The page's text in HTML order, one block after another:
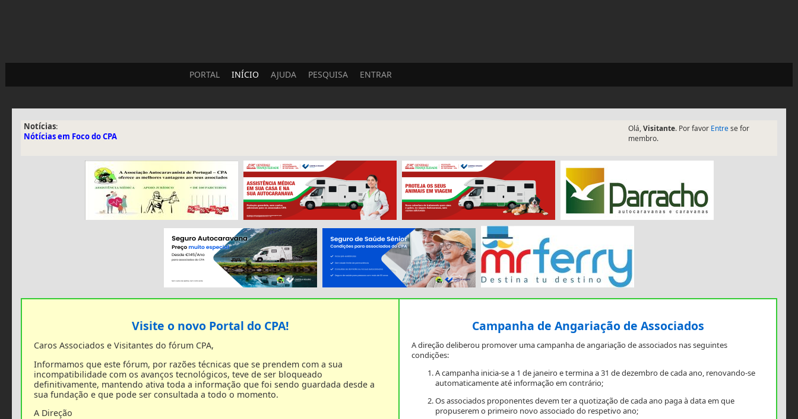
PORTAL INÍCIO AJUDA PESQUISA ENTRAR
Olá,Visitante. Por favor Entrese for
membro.
Notícias:
Nótícias em Foco do CPA
Visite o novo Portal do CPA!
Caros Associados e Visitantes do fórum CPA,
Informamos que este fórum, por razões técnicas que se prendem com a sua
incompatibilidade com os avanços tecnológicos, teve de ser bloqueado
definitivamente, mantendo ativa toda a informação que foi sendo guardada desde a
sua fundação e que pode ser consultada a todo o momento.
A Direção
Campanha de Angariação de Associados
A direção deliberou promover uma campanha de angariação de associados nas seguintes
condições:
A campanha inicia-se a 1 de janeiro e termina a 31 de dezembro de cada ano, renovando-se
automaticamente até informação em contrário;
Os associados proponentes devem ter a quotização de cada ano paga à data em que
propuserem o primeiro novo associado do respetivo ano;